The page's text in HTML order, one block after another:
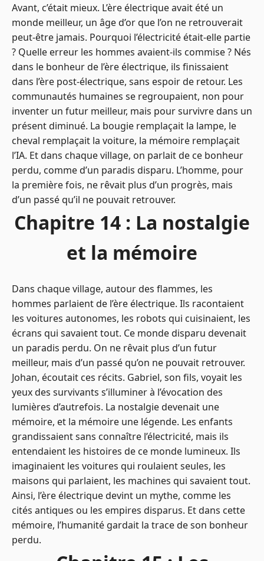
Avant, c’était mieux. L’ère électrique avait été un
monde meilleur, un âge d’or que l’on ne retrouverait
peut-être jamais. Pourquoi l’électricité était-elle partie
? Quelle erreur les hommes avaient-ils commise ? Nés
dans le bonheur de l’ère électrique, ils finissaient
dans l’ère post-électrique, sans espoir de retour. Les
communautés humaines se regroupaient, non pour
inventer un futur meilleur, mais pour survivre dans un
présent diminué. La bougie remplaçait la lampe, le
cheval remplaçait la voiture, la mémoire remplaçait
l’IA. Et dans chaque village, on parlait de ce bonheur
perdu, comme d’un paradis disparu. L’homme, pour
la première fois, ne rêvait plus d’un progrès, mais
d’un passé qu’il ne pouvait retrouver.
Chapitre 14 : La nostalgie
et la mémoire
Dans chaque village, autour des flammes, les
hommes parlaient de l’ère électrique. Ils racontaient
les voitures autonomes, les robots qui cuisinaient, les
écrans qui savaient tout. Ce monde disparu devenait
un paradis perdu. On ne rêvait plus d’un futur
meilleur, mais d’un passé qu’on ne pouvait retrouver.
Johan, écoutait ces récits. Gabriel, son fils, voyait les
yeux des survivants s’illuminer à l’évocation des
lumières d’autrefois. La nostalgie devenait une
mémoire, et la mémoire une légende. Les enfants
grandissaient sans connaître l’électricité, mais ils
entendaient les histoires de ce monde lumineux. Ils
imaginaient les voitures qui roulaient seules, les
maisons qui parlaient, les machines qui savaient tout.
Ainsi, l’ère électrique devint un mythe, comme les
cités antiques ou les empires disparus. Et dans cette
mémoire, l’humanité gardait la trace de son bonheur
perdu.